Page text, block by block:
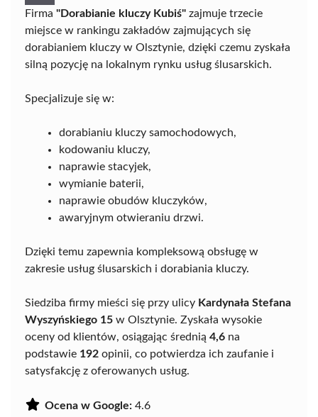
Firma "Dorabianie kluczy Kubiś" zajmuje trzecie
miejsce w rankingu zakładów zajmujących się
dorabianiem kluczy w Olsztynie, dzięki czemu zyskała
silną pozycję na lokalnym rynku usług ślusarskich.
Specjalizuje się w:
dorabianiu kluczy samochodowych,
kodowaniu kluczy,
naprawie stacyjek,
wymianie baterii,
naprawie obudów kluczyków,
awaryjnym otwieraniu drzwi.
Dzięki temu zapewnia kompleksową obsługę w
zakresie usług ślusarskich i dorabiania kluczy.
Siedziba firmy mieści się przy ulicy Kardynała Stefana
Wyszyńskiego 15 w Olsztynie. Zyskała wysokie
oceny od klientów, osiągając średnią 4,6 na
podstawie 192 opinii, co potwierdza ich zaufanie i
satysfakcję z oferowanych usług.
Ocena w Google: 4.6